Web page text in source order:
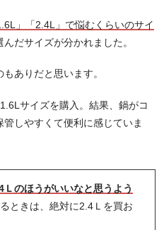
」「2.4L」で悩むくらいのサイ
だサイズが分かれました。
もありだと思います。
サイズを購入。結果、鍋がコ
しやすくて便利に感じていま
Ｌのほうがいいなと思うよう
ときは、絶対に2.4Ｌを買お